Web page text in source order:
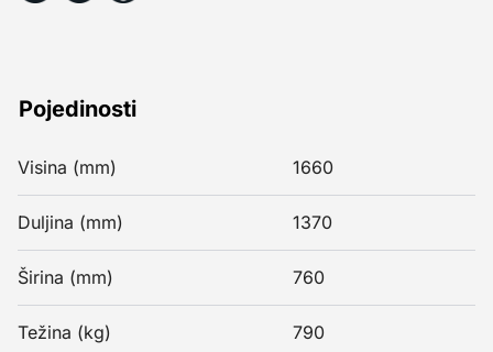
Pojedinosti
Visina (mm) 1660
Duljina (mm) 1370
Širina (mm) 760
Težina (kg) 790